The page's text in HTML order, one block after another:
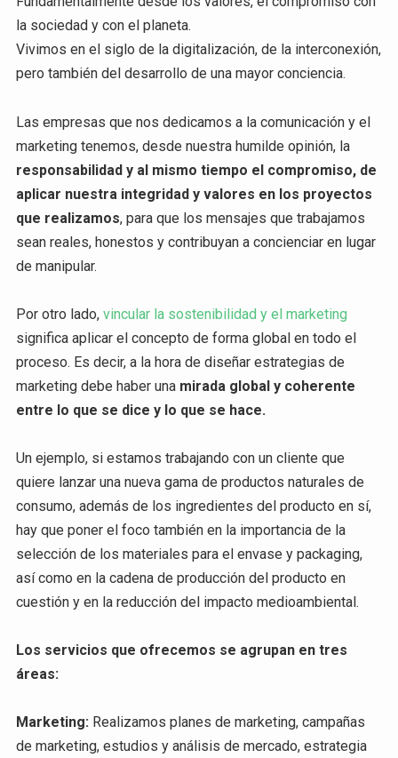
la sociedad y con el planeta.
Vivimos en el siglo de la digitalización, de la interconexión,
pero también del desarrollo de una mayor conciencia.
Las empresas que nos dedicamos a la comunicación y el
marketing tenemos, desde nuestra humilde opinión, la
responsabilidad y al mismo tiempo el compromiso, de
aplicar nuestra integridad y valores en los proyectos
que realizamos, para que los mensajes que trabajamos
sean reales, honestos y contribuyan a concienciar en lugar
de manipular.
Por otro lado, vincular la sostenibilidad y el marketing
significa aplicar el concepto de forma global en todo el
proceso. Es decir, a la hora de diseñar estrategias de
marketing debe haber una mirada global y coherente
entre lo que se dice y lo que se hace.
Un ejemplo, si estamos trabajando con un cliente que
quiere lanzar una nueva gama de productos naturales de
consumo, además de los ingredientes del producto en sí,
hay que poner el foco también en la importancia de la
selección de los materiales para el envase y packaging,
así como en la cadena de producción del producto en
cuestión y en la reducción del impacto medioambiental.
Los servicios que ofrecemos se agrupan en tres
áreas:
Marketing: Realizamos planes de marketing, campañas
de marketing, estudios y análisis de mercado, estrategia